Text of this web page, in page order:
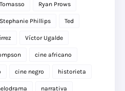
Ryan Prows
Stephanie Phillips Ted
Víctor Ugalde
cine africano
cine negro historieta
narrativa